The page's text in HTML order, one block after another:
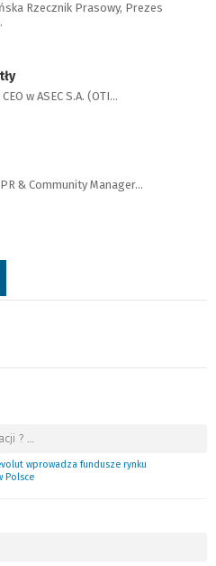
Rzecznik Prasowy, Prezes
w ASEC S.A. (OTI…
& Community Manager…
? …
wprowadza fundusze rynku
Polsce